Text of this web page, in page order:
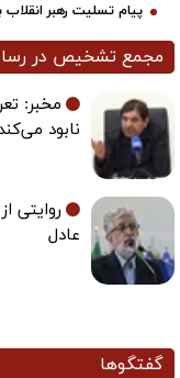
پیام تسلیت رهبر
مجمع تشخیص در
مخبر:
نابود
روایتی
عادل
گفتگوها